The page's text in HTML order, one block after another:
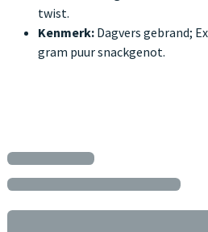
twist.
Kenmerk: Dagvers gebrand;
gram puur snackgenot.